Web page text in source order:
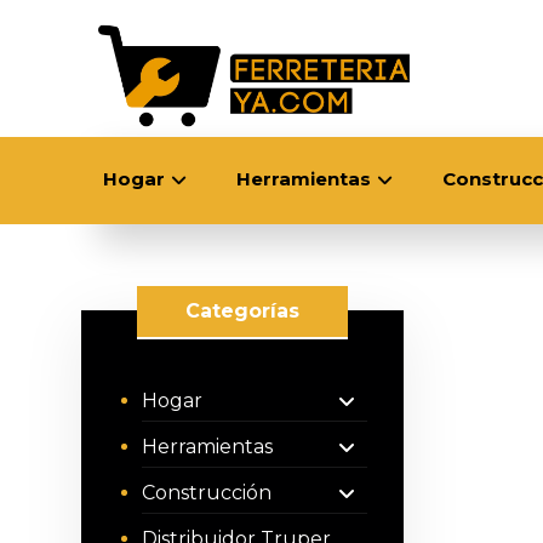
Hogar Herramientas
Categorías
Hogar
Herramientas
Construcción